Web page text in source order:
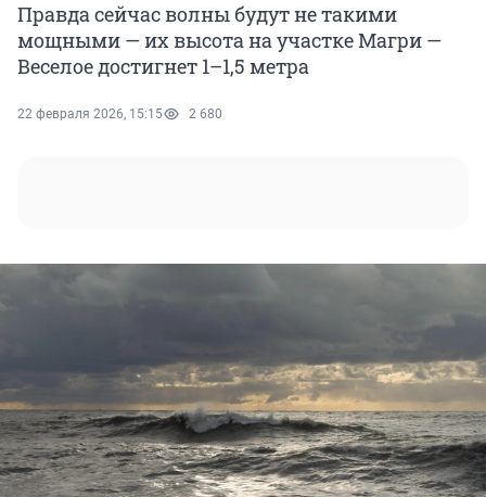
Правда сейчас волны будут не такими
мощными — их высота на участке Магри —
Веселое достигнет 1–1,5 метра
22 февраля 2026, 15:15 2 680